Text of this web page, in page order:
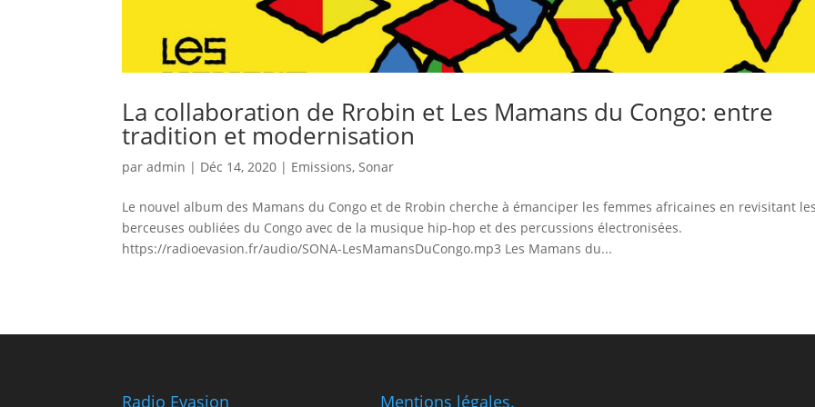
La collaboration de Rrobin et Les Mamans du Congo: entre
tradition et modernisation
paradmin | Déc 14, 2020 | Emissions,Sonar
Le nouvel album des Mamans du Congo et de Rrobin cherche à émanciper les femmes africaines en revisitant
berceuses oubliées du Congo avec de la musique hip-hop et des percussions électronisées.
https://radioevasion.fr/audio/SONA-LesMamansDuCongo.mp3 Les Mamans du...
Radio Evasion Mentions légales.